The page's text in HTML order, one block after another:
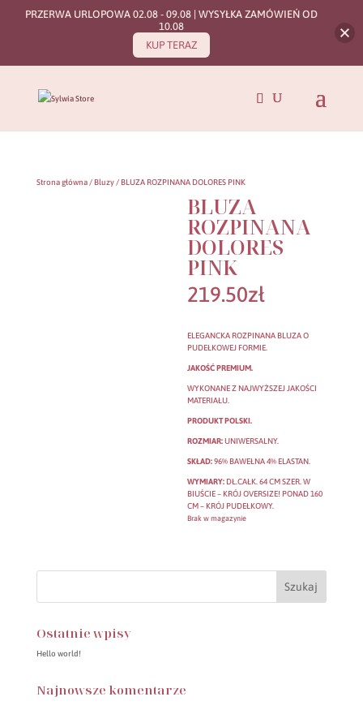
Strona główna/ Bluzy/ BLUZA ROZPINANA DOLORES PINK
BLUZA
ROZPINANA
DOLORES
PINK
219.50zł
ELEGANCKA ROZPINANA BLUZA O
PUDEŁKOWEJ FORMIE.
JAKOŚĆ PREMIUM.
WYKONANE Z NAJWYŻSZEJ JAKOŚCI
MATERIAŁU.
PRODUKT POLSKI.
ROZMIAR:UNIWERSALNY.
SKŁAD:96% BAWEŁNA 4% ELASTAN.
WYMIARY: DŁ.CAŁK. 64 CM SZER. W
BIUŚCIE – KRÓJ OVERSIZE! PONAD 160
CM – KRÓJ PUDEŁKOWY.
Brak w magazynie
Ostatnie wpisy
Hello world!
Najnowsze komentarze
PRZERWA URLOPOWA 02.08 - 09.08 | WYSYŁKA ZAMÓWIEŃ OD
10.08
KUP TERAZ